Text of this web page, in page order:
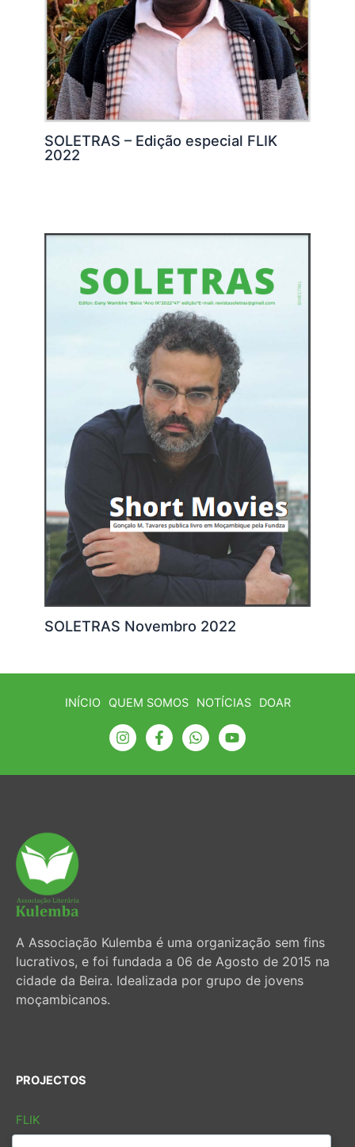
SOLETRAS – Edição especial FLIK
2022
SOLETRAS Novembro 2022
INÍCIO QUEM SOMOS NOTÍCIAS DOAR
A Associação Kulemba é uma organização sem fins
lucrativos, e foi fundada a 06 de Agosto de 2015 na
cidade da Beira. Idealizada por grupo de jovens
moçambicanos.
PROJECTOS
FLIK
FLIB